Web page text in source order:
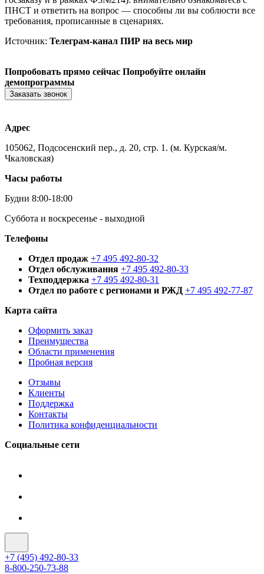
ПНСТ и ответить на вопрос — способны ли вы соблюсти все
требования, прописанные в сценариях.
Источник: Телеграм-канал ПИР на весь мир
Попробовать прямо сейчас Попробуйте онлайн
демопрограммы
Заказать звонок
Адрес
105062, Подсосенский пер., д. 20, стр. 1. (м. Курская/м.
Чкаловская)
Часы работы
Будни 8:00-18:00
Суббота и воскресенье - выходной
Телефоны
Отдел продаж +7 495 492-80-32
Отдел обслуживания +7 495 492-80-33
Техподдержка +7 495 492-80-31
Отдел по работе с регионами и РЖД +7 495 492-77-87
Карта сайта
Оформить заказ
Преимущества
Области применения
Пробная версия
Отзывы
Клиенты
Поддержка
Контакты
Политика конфиденциальности
Социальные сети
+7 (495) 492-80-33
8-800-250-73-88